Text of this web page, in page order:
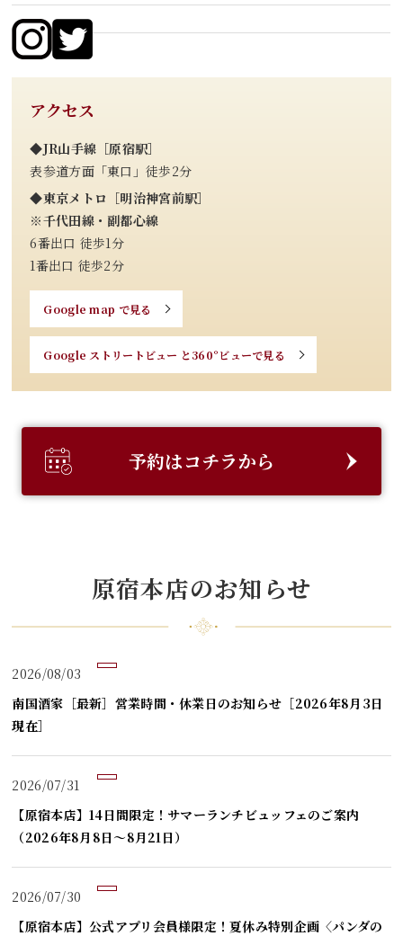
アクセス
◆JR山手線［原宿駅］
表参道方面「東口」徒歩2分
◆東京メトロ［明治神宮前駅］
※千代田線・副都心線
6番出口 徒歩1分
1番出口 徒歩2分
Google map で見る
Google ストリートビュー と360°ビューで見る
予約はコチラから
原宿本店のお知らせ
2026/08/03
南国酒家［最新］営業時間・休業日のお知らせ［2026年8月3日
現在］
2026/07/31
【原宿本店】14日間限定！サマーランチビュッフェのご案内
（2026年8月8日～8月21日）
2026/07/30
【原宿本店】公式アプリ会員様限定！夏休み特別企画〈パンダの